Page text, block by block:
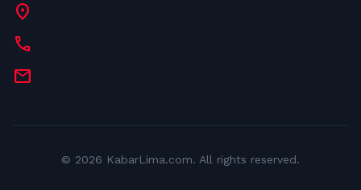
location_on
call
mail
© 2026 KabarLima.com. All rights reserved.